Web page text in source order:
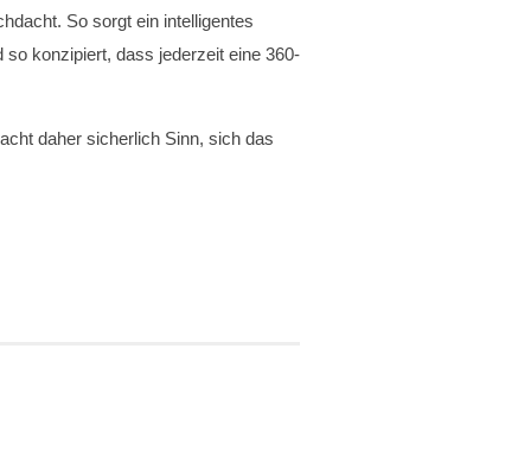
So sorgt ein intelligentes
konzipiert, dass jederzeit eine 360-
daher sicherlich Sinn, sich das